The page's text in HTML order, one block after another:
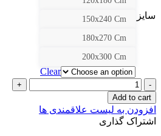
سایز 150x240 Cm
180x270 Cm
200x300 Cm
Clear
کد
724
quantity
Add to cart
افزودن به لیست علاقمندی ها
اشتراک گذاری